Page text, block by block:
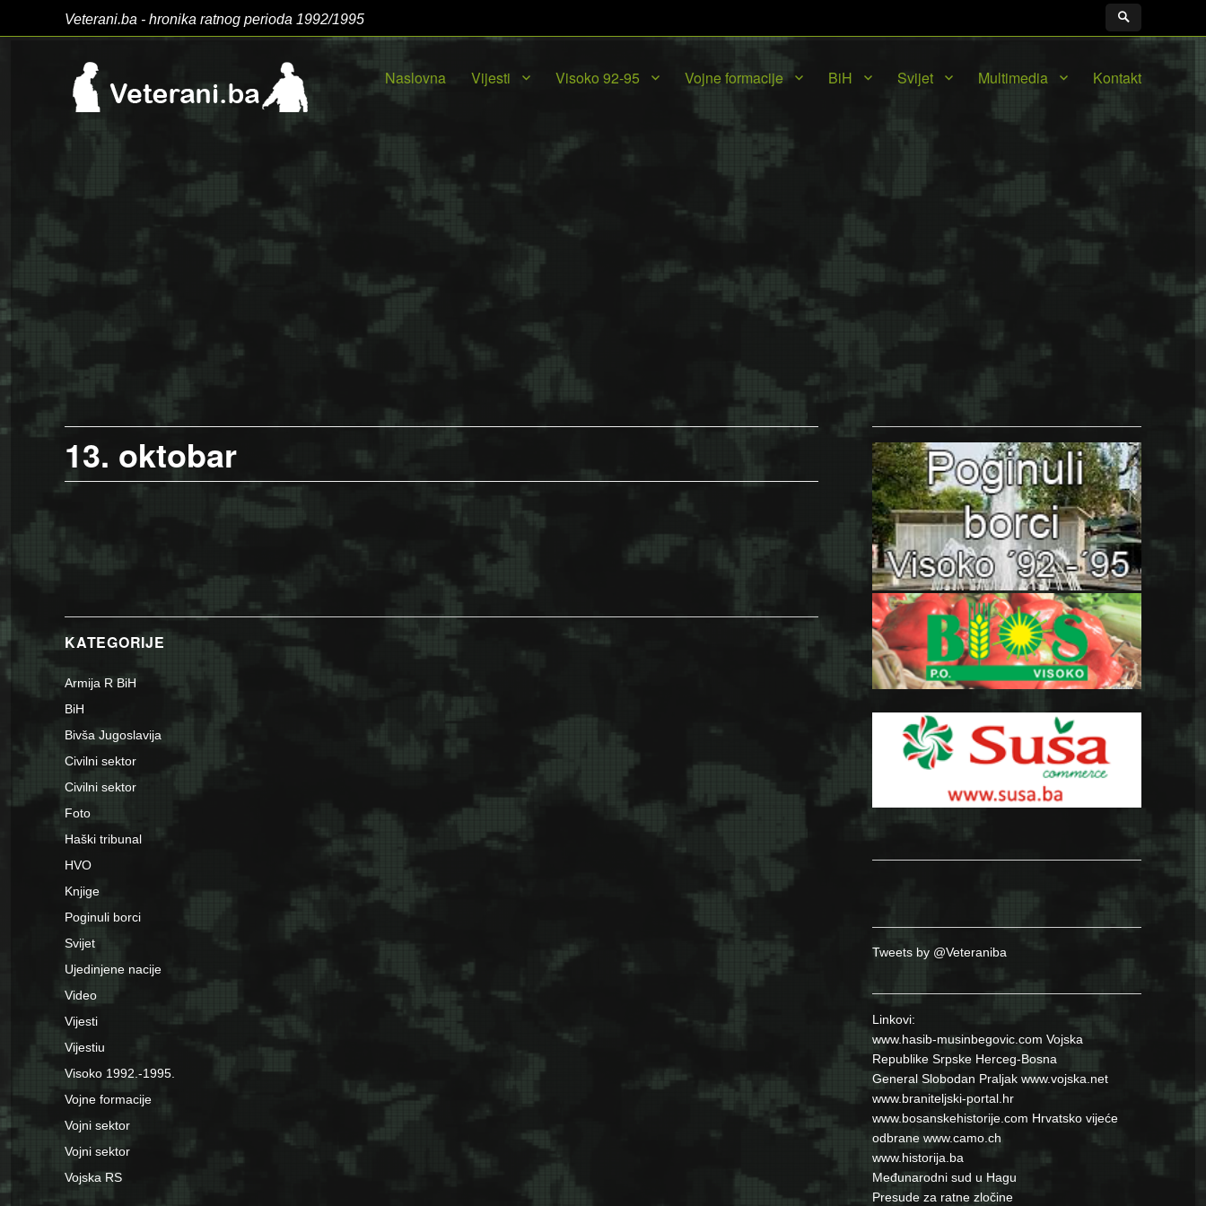
Veterani.ba - hronika ratnog perioda 1992/1995
Naslovna Vijesti Visoko 92-95 Vojne formacije BiH Svijet Multimedia Kontakt
13. oktobar
KATEGORIJE
Armija R BiH
BiH
Bivša Jugoslavija
Civilni sektor
Civilni sektor
Foto
Haški tribunal
HVO
Knjige
Poginuli borci
Svijet
Ujedinjene nacije
Video
Vijesti
Vijestiu
Visoko 1992.-1995.
Vojne formacije
Vojni sektor
Vojni sektor
Vojska RS
Tweets by @Veteraniba
Linkovi:
www.hasib-musinbegovic.com Vojska
Republike Srpske Herceg-Bosna
General Slobodan Praljak www.vojska.net
www.braniteljski-portal.hr
www.bosanskehistorije.com Hrvatsko vijeće
odbrane www.camo.ch
www.historija.ba
Međunarodni sud u Hagu
Presude za ratne zločine